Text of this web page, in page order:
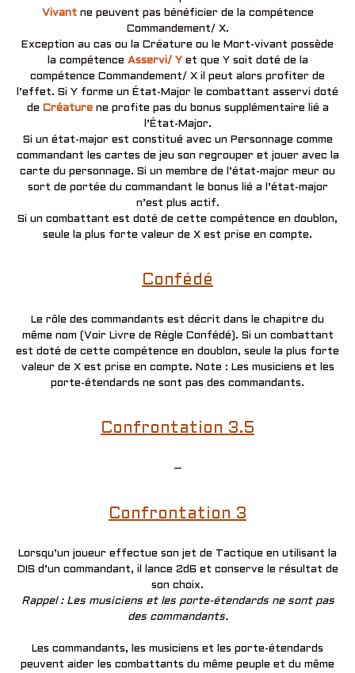
Vivantne peuvent pas bénéficier de la compétence
Commandement/ X.
Exception au cas ou la Créature ou le Mort-vivant possède
la compétence Asservi/ Yet que Y soit doté de la
compétence Commandement/ X il peut alors profiter de
l’effet. Si Y forme un État-Major le combattant asservi doté
de Créaturene profite pas du bonus supplémentaire lié a
l’État-Major.
Si un état-major est constitué avec un Personnage comme
commandant les cartes de jeu son regrouper et jouer avec la
carte du personnage. Si un membre de l’état-major meur ou
sort de portée du commandant le bonus lié a l’état-major
n’est plus actif.
Si un combattant est doté de cette compétence en doublon,
seule la plus forte valeur de X est prise en compte.
Confédé
Le rôle des commandants est décrit dans le chapitre du
même nom (Voir Livre de Règle Confédé). Si un combattant
est doté de cette compétence en doublon, seule la plus forte
valeur de X est prise en compte. Note : Les musiciens et les
porte-étendards ne sont pas des commandants.
Confrontation 3.5
–
Confrontation 3
Lorsqu’un joueur effectue son jet de Tactique en utilisant la
DIS d’un commandant, il lance 2d6 et conserve le résultat de
son choix.
Rappel : Les musiciens et les porte-étendards ne sont pas
des commandants.
Les commandants, les musiciens et les porte-étendards
peuvent aider les combattants du même peuple et du même